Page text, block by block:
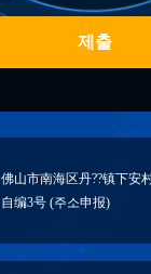
제출
佛山市南海区丹??镇下安
自编3号 (주소申报)